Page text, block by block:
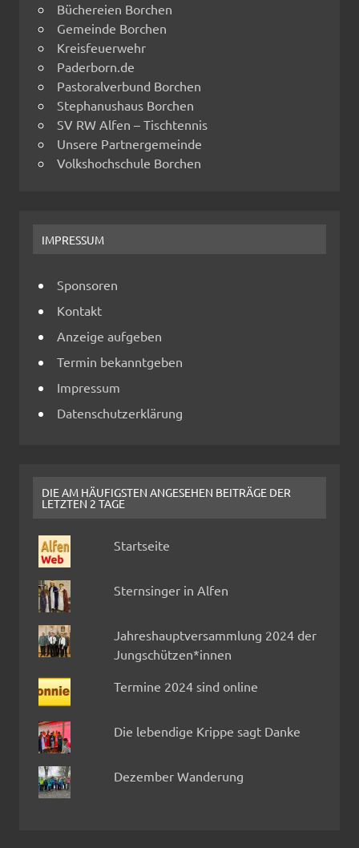
Büchereien Borchen
Gemeinde Borchen
Kreisfeuerwehr
Paderborn.de
Pastoralverbund Borchen
Stephanushaus Borchen
SV RW Alfen – Tischtennis
Unsere Partnergemeinde
Volkshochschule Borchen
IMPRESSUM
Sponsoren
Kontakt
Anzeige aufgeben
Termin bekanntgeben
Impressum
Datenschutzerklärung
DIE AM HÄUFIGSTEN ANGESEHEN BEITRÄGE DER
LETZTEN 2 TAGE
Startseite
Sternsinger in Alfen
Jahreshauptversammlung 2024 der
Jungschützen*innen
Termine 2024 sind online
Die lebendige Krippe sagt Danke
Dezember Wanderung